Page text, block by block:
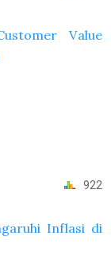
Value
922
Inflasi di